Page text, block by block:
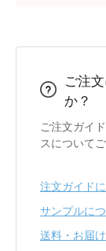
ご注
か？
ご注文ガイ
スについて
注文ガイド
サンプルに
送料・お届